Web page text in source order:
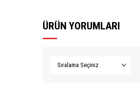
ÜRÜN YORUMLARI